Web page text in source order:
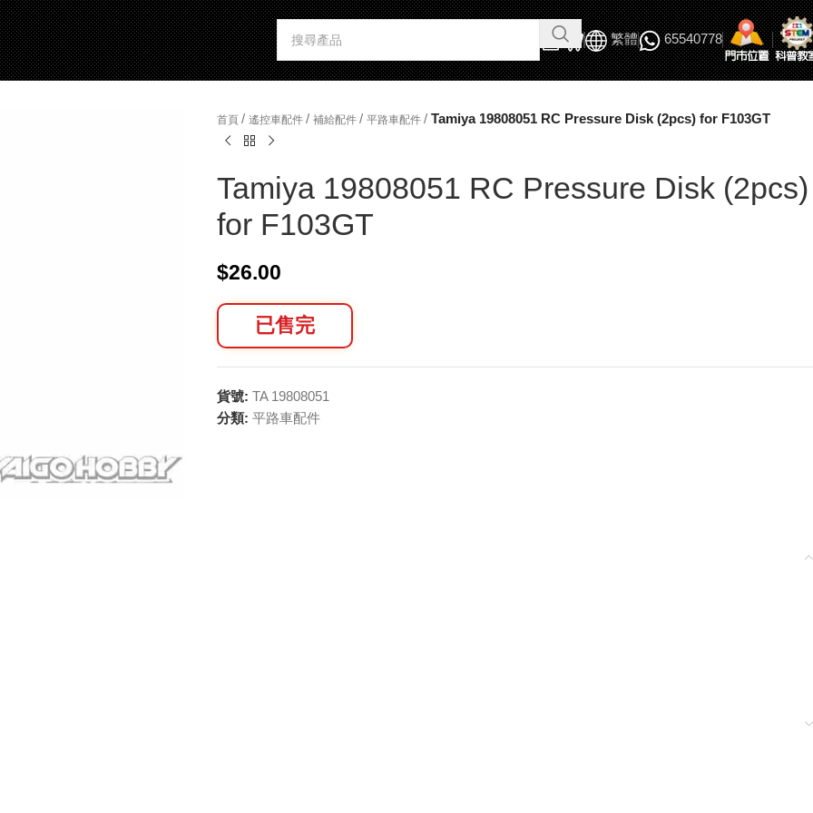
繁體 65540778
首頁 / 遙控車配件 / 補給配件 / 平路車配件 / Tamiya 19808051 RC Pressure Disk (2pcs) for F103GT
Tamiya 19808051 RC Pressure Disk (2pcs)
for F103GT
$26.00
已售完
貨號: TA 19808051
分類: 平路車配件